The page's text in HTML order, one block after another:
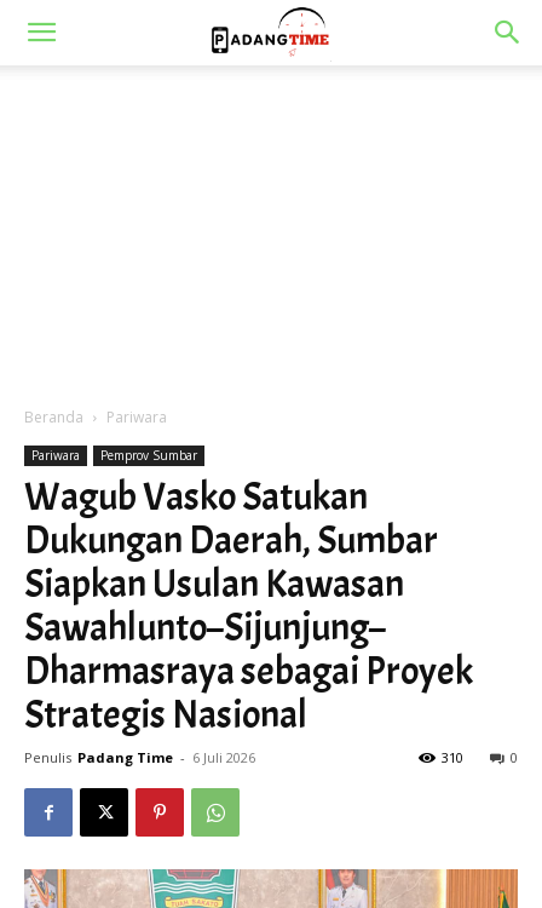
Beranda Pariwara
Pariwara Pemprov Sumbar
Wagub Vasko Satukan
Dukungan Daerah, Sumbar
Siapkan Usulan Kawasan
Sawahlunto–Sijunjung–
Dharmasraya sebagai Proyek
Strategis Nasional
Penulis Padang Time - 6 Juli 2026 0
310